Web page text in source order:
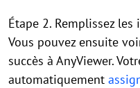
Étape 2. Remplissez
Vous pouvez ensuite
succès à AnyViewer.
automatiquement